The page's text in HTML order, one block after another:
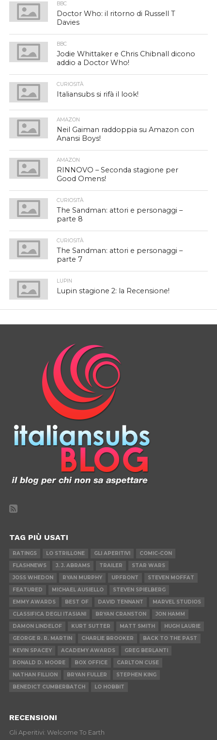
BBC
Doctor Who: il ritorno di Russell T
Davies
BBC
Jodie Whittaker e Chris Chibnall dicono
addio a Doctor Who!
CURIOSITÀ
Italiansubs si rifà il look!
AMAZON
Neil Gaiman raddoppia su Amazon con
Anansi Boys!
AMAZON
RINNOVO – Seconda stagione per
Good Omens!
CURIOSITÀ
The Sandman: attori e personaggi –
parte 8
CURIOSITÀ
The Sandman: attori e personaggi –
parte 7
LUPIN
Lupin stagione 2: la Recensione!
TAG PIÙ USATI
RATINGS LO STRILLONE GLI APERITIVI
COMIC-CON
FLASHNEWS
J. J. ABRAMS TRAILER
STAR WARS
JOSS WHEDON
RYAN MURPHY UPFRONT
STEVEN MOFFAT
FEATURED
MICHAEL AUSIELLO
STEVEN SPIELBERG
EMMY AWARDS
BEST OF DAVID TENNANT
MARVEL STUDIOS
CLASSIFICA DEGLI ITASIANI
BRYAN CRANSTON
JON HAMM
DAMON LINDELOF
KURT SUTTER MATT SMITH
HUGH LAURIE
GEORGE R. R. MARTIN
CHARLIE BROOKER
BACK TO THE PAST
KEVIN SPACEY
ACADEMY AWARDS
GREG BERLANTI
RONALD D. MOORE
BOX OFFICE
CARLTON CUSE
NATHAN FILLION
BRYAN FULLER
STEPHEN KING
BENEDICT CUMBERBATCH
LO HOBBIT
RECENSIONI
Gli Aperitivi: Welcome To Earth